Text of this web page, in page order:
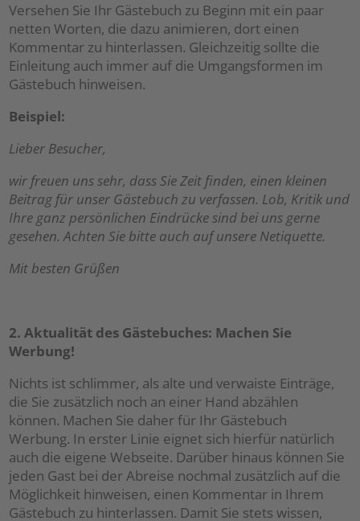
Versehen Sie Ihr Gästebuch zu Beginn mit ein paar
netten Worten, die dazu animieren, dort einen
Kommentar zu hinterlassen. Gleichzeitig sollte die
Einleitung auch immer auf die Umgangsformen im
Gästebuch hinweisen.
Beispiel:
Lieber Besucher,
wir freuen uns sehr, dass Sie Zeit finden, einen kleinen
Beitrag für unser Gästebuch zu verfassen. Lob, Kritik und
Ihre ganz persönlichen Eindrücke sind bei uns gerne
gesehen. Achten Sie bitte auch auf unsere Netiquette.
Mit besten Grüßen
2. Aktualität des Gästebuches: Machen Sie
Werbung!
Nichts ist schlimmer, als alte und verwaiste Einträge,
die Sie zusätzlich noch an einer Hand abzählen
können. Machen Sie daher für Ihr Gästebuch
Werbung. In erster Linie eignet sich hierfür natürlich
auch die eigene Webseite. Darüber hinaus können Sie
jeden Gast bei der Abreise nochmal zusätzlich auf die
Möglichkeit hinweisen, einen Kommentar in Ihrem
Gästebuch zu hinterlassen. Damit Sie stets wissen,